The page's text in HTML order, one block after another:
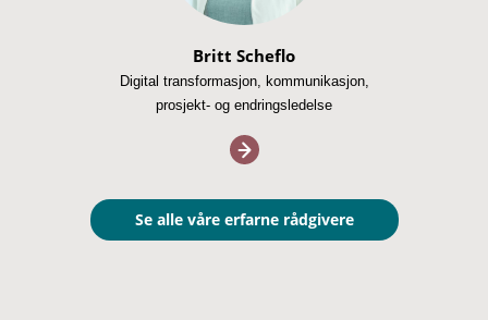
Britt Scheflo
Digital transformasjon, kommunikasjon,
prosjekt- og endringsledelse
Se alle våre erfarne rådgivere